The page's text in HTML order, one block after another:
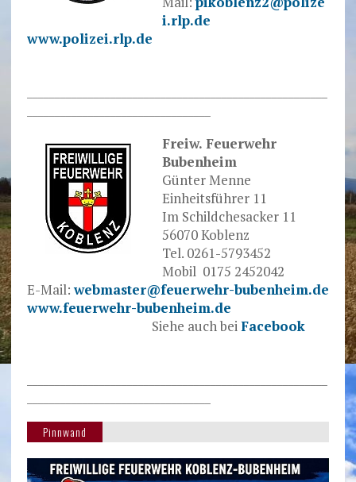
i.rlp.de
www.polizei.rlp.de
Freiw. Feuerwehr
Bubenheim
Günter Menne
Einheitsführer 11
Im Schildchesacker 11
56070 Koblenz
Tel. 0261-5793452
Mobil 0175 2452042
E-Mail:webmaster@feuerwehr-bubenheim.de
www.feuerwehr-bubenheim.de
Siehe auch beiFacebook
Pinnwand